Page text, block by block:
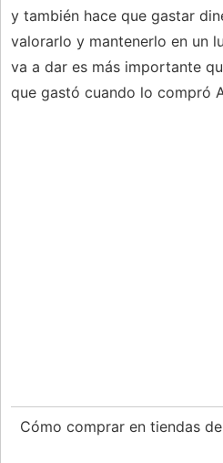
y también hace que gastar
valorarlo y mantenerlo en un
va a dar es más importante
que gastó cuando lo compró
Cómo comprar en tiendas